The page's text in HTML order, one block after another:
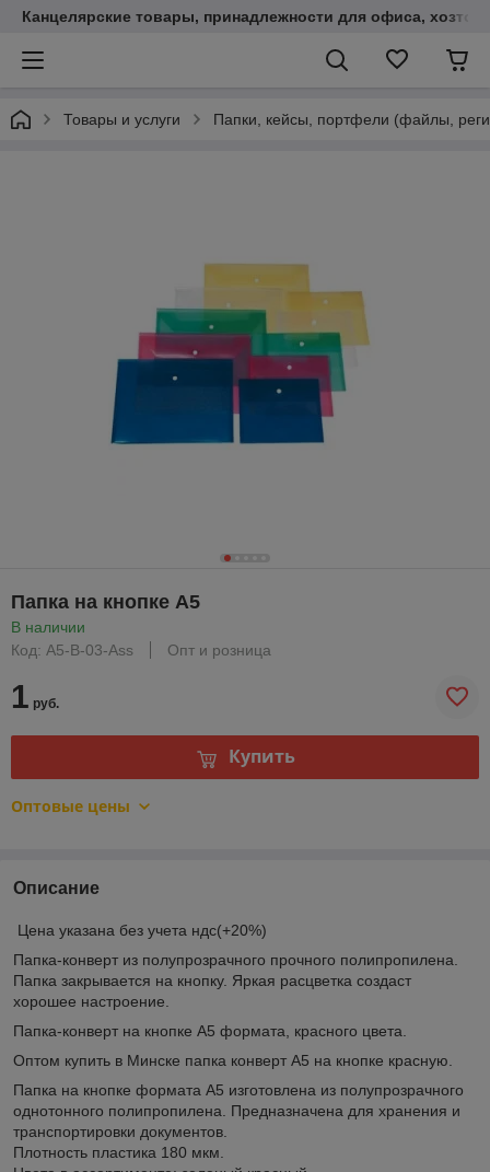
Канцелярские товары, принадлежности для офиса,
Товары и услуги Папки, кейсы, портфели (файлы,
Папка на кнопке А5
В наличии
Код: А5-B-03-Ass
Опт и розница
1 руб.
Купить
Оптовые цены
Описание
Цена указана без учета ндс(+20%)
Папка-конверт из полупрозрачного прочного полипропилена.
Папка закрывается на кнопку. Яркая расцветка создаст
хорошее настроение.
Папка-конверт на кнопке А5 формата, красного цвета.
Оптом купить в Минске папка конверт А5 на кнопке красную.
Папка на кнопке формата А5 изготовлена из полупрозрачного
однотонного полипропилена. Предназначена для хранения и
транспортировки документов.
Плотность пластика 180 мкм.